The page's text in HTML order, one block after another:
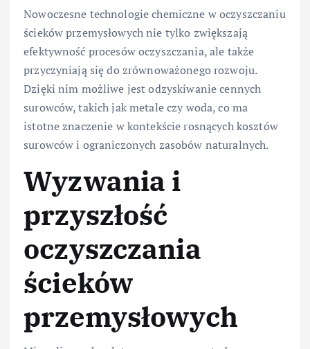
Nowoczesne technologie chemiczne w oczyszczaniu
ścieków przemysłowych nie tylko zwiększają
efektywność procesów oczyszczania, ale także
przyczyniają się do zrównoważonego rozwoju.
Dzięki nim możliwe jest odzyskiwanie cennych
surowców, takich jak metale czy woda, co ma
istotne znaczenie w kontekście rosnących kosztów
surowców i ograniczonych zasobów naturalnych.
Wyzwania i
przyszłość
oczyszczania
ścieków
przemysłowych